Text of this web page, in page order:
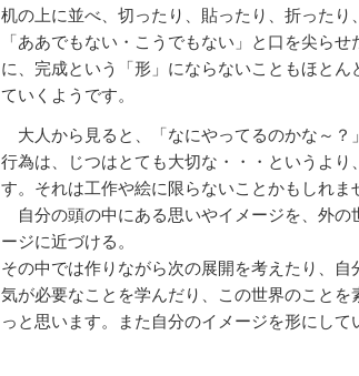
机の上に並べ、切ったり、貼ったり、折ったり
「ああでもない・こうでもない」と口を尖ら
に、完成という「形」にならないこともほと
ていくようです。
大人から見ると、「なにやってるのかな～
行為は、じつはとても大切な・・・というよ
す。それは工作や絵に限らないことかもしれま
自分の頭の中にある思いやイメージを、外の
ージに近づける。
その中では作りながら次の展開を考えたり、
気が必要なことを学んだり、この世界のこと
っと思います。また自分のイメージを形にして